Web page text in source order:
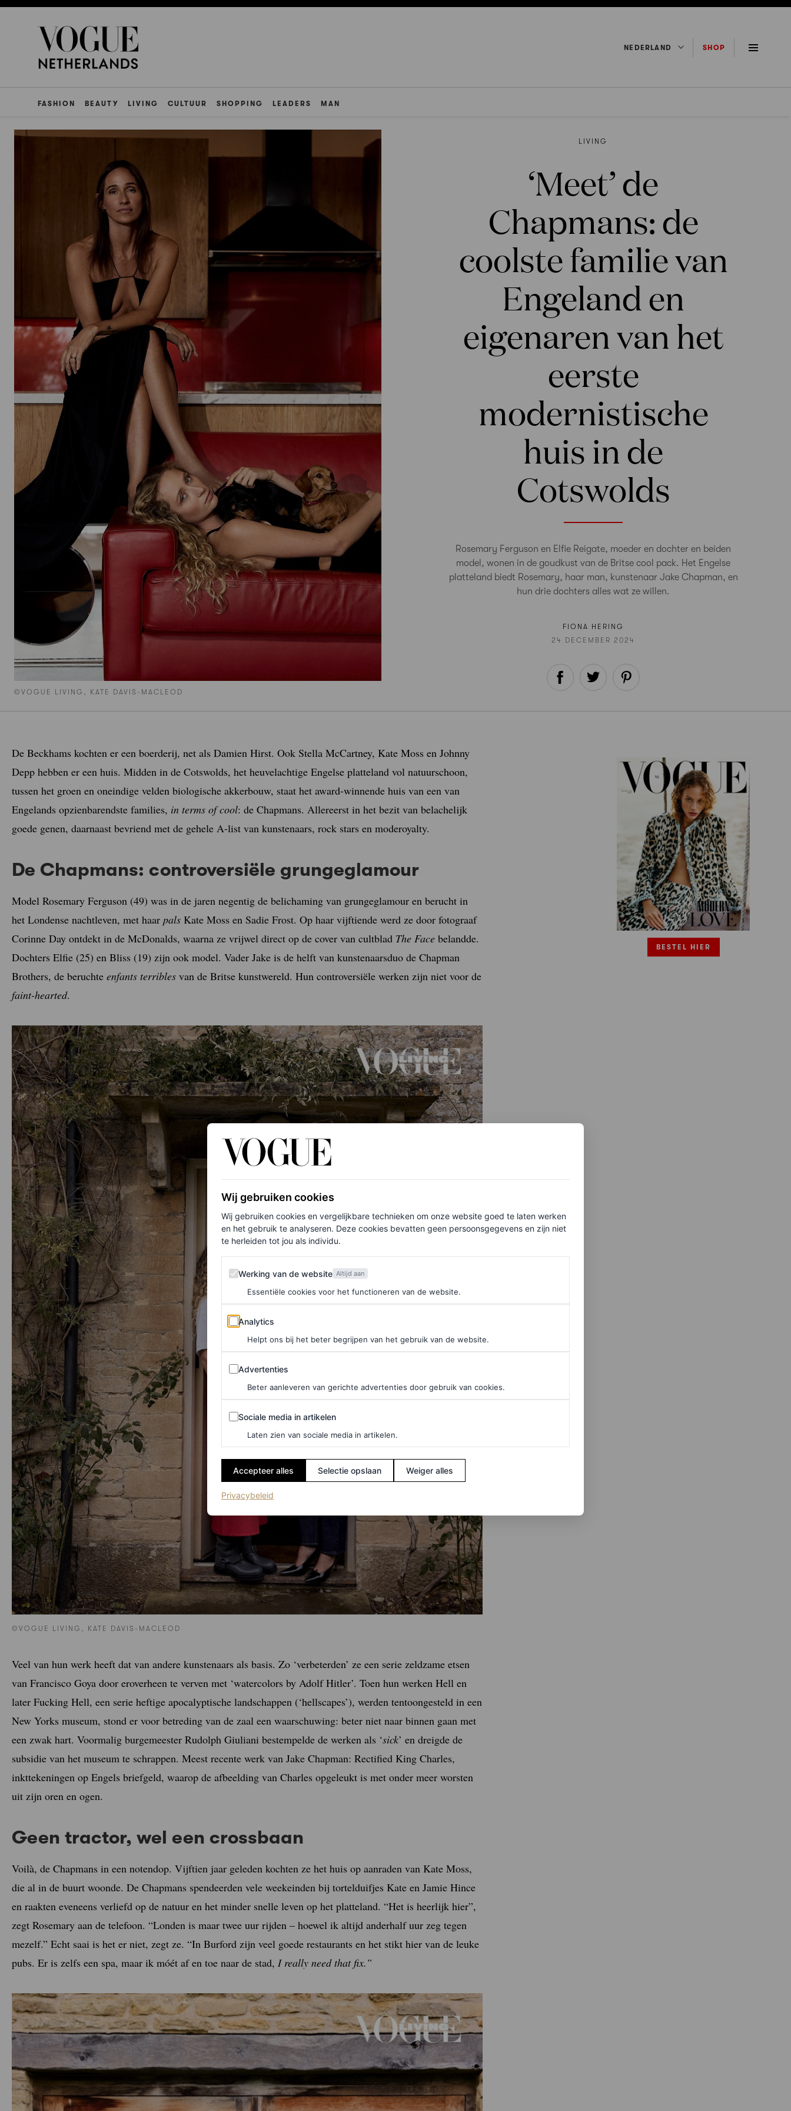
NEDERLAND SHOP
FASHION BEAUTY LIVING CULTUUR SHOPPING LEADERS MAN
©VOGUE LIVING, KATE DAVIS-MACLEOD
LIVING
‘Meet’ de
Chapmans: de
coolste familie van
Engeland en
eigenaren van het
eerste
modernistische
huis in de
Cotswolds
Rosemary Ferguson en Elfie Reigate, moeder en dochter en beiden
model, wonen in de goudkust van de Britse cool pack. Het Engelse
platteland biedt Rosemary, haar man, kunstenaar Jake Chapman, en
hun drie dochters alles wat ze willen.
FIONA HERING
24 DECEMBER 2024
De Beckhams kochten er een boerderij, net als Damien Hirst. Ook Stella McCartney, Kate Moss en Johnny
Depp hebben er een huis. Midden in de Cotswolds, het heuvelachtige Engelse platteland vol natuurschoon,
tussen het groen en oneindige velden biologische akkerbouw, staat het award-winnende huis van een van
Engelands opzienbarendste families, in terms of cool: de Chapmans. Allereerst in het bezit van belachelijk
goede genen, daarnaast bevriend met de gehele A-list van kunstenaars, rock stars en moderoyalty.
De Chapmans: controversiële grungeglamour
Model Rosemary Ferguson (49) was in de jaren negentig de belichaming van grungeglamour en berucht in
het Londense nachtleven, met haar pals Kate Moss en Sadie Frost. Op haar vijftiende werd ze door fotograaf
Corinne Day ontdekt in de McDonalds, waarna ze vrijwel direct op de cover van cultblad The Face belandde.
Dochters Elfie (25) en Bliss (19) zijn ook model. Vader Jake is de helft van kunstenaarsduo de Chapman
Brothers, de beruchte enfants terribles van de Britse kunstwereld. Hun controversiële werken zijn niet voor de
faint-hearted.
©VOGUE LIVING, KATE DAVIS-MACLEOD
Veel van hun werk heeft dat van andere kunstenaars als basis. Zo ‘verbeterden’ ze een serie zeldzame etsen
van Francisco Goya door eroverheen te verven met ‘watercolors by Adolf Hitler’. Toen hun werken Hell en
later Fucking Hell, een serie heftige apocalyptische landschappen (‘hellscapes’), werden tentoongesteld in een
New Yorks museum, stond er voor betreding van de zaal een waarschuwing: beter niet naar binnen gaan met
een zwak hart. Voormalig burgemeester Rudolph Giuliani bestempelde de werken als ‘sick’ en dreigde de
subsidie van het museum te schrappen. Meest recente werk van Jake Chapman: Rectified King Charles,
inkttekeningen op Engels briefgeld, waarop de afbeelding van Charles opgeleukt is met onder meer worsten
uit zijn oren en ogen.
Geen tractor, wel een crossbaan
Voilà, de Chapmans in een notendop. Vijftien jaar geleden kochten ze het huis op aanraden van Kate Moss,
die al in de buurt woonde. De Chapmans spendeerden vele weekeinden bij tortelduifjes Kate en Jamie Hince
en raakten eveneens verliefd op de natuur en het minder snelle leven op het platteland. “Het is heerlijk hier”,
zegt Rosemary aan de telefoon. “Londen is maar twee uur rijden – hoewel ik altijd anderhalf uur zeg tegen
mezelf.” Echt saai is het er niet, zegt ze. “In Burford zijn veel goede restaurants en het stikt hier van de leuke
pubs. Er is zelfs een spa, maar ik móét af en toe naar de stad, I really need that fix.”
BESTEL HIER
Wij gebruiken cookies
Wij gebruiken cookies en vergelijkbare technieken om onze website goed te laten werken
en het gebruik te analyseren. Deze cookies bevatten geen persoonsgegevens en zijn niet
te herleiden tot jou als individu.
Werking van de website
Werking van de website Altijd aan
Essentiële cookies voor het functioneren van de website.
Analytics
Analytics
Helpt ons bij het beter begrijpen van het gebruik van de website.
Advertenties
Advertenties
Beter aanleveren van gerichte advertenties door gebruik van cookies.
Sociale media in artikelen
Sociale media in artikelen
Laten zien van sociale media in artikelen.
Accepteer alles Selectie opslaan Weiger alles
Privacybeleid